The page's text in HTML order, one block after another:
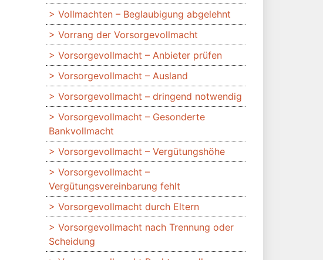
Vollmachten – Beglaubigung abgelehnt
Vorrang der Vorsorgevollmacht
Vorsorgevollmacht – Anbieter prüfen
Vorsorgevollmacht – Ausland
Vorsorgevollmacht – dringend notwendig
Vorsorgevollmacht – Gesonderte
Bankvollmacht
Vorsorgevollmacht – Vergütungshöhe
Vorsorgevollmacht –
Vergütungsvereinbarung fehlt
Vorsorgevollmacht durch Eltern
Vorsorgevollmacht nach Trennung oder
Scheidung